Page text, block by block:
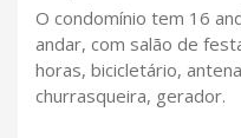
O condomínio tem 16
andar, com salão de
horas, bicicletário,
churrasqueira, gerador.